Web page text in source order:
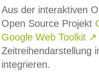
Aus der interaktiven
Open Source Projekt
Google Web Toolkit ↗
Zeitreihendarstellung
integrieren.